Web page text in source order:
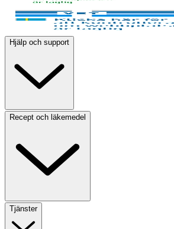
Hjälp och support
Recept och läkemedel
Tjänster